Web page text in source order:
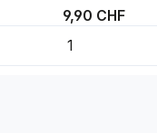
Prix régulier :
9,90 CHF
produit : Entrez